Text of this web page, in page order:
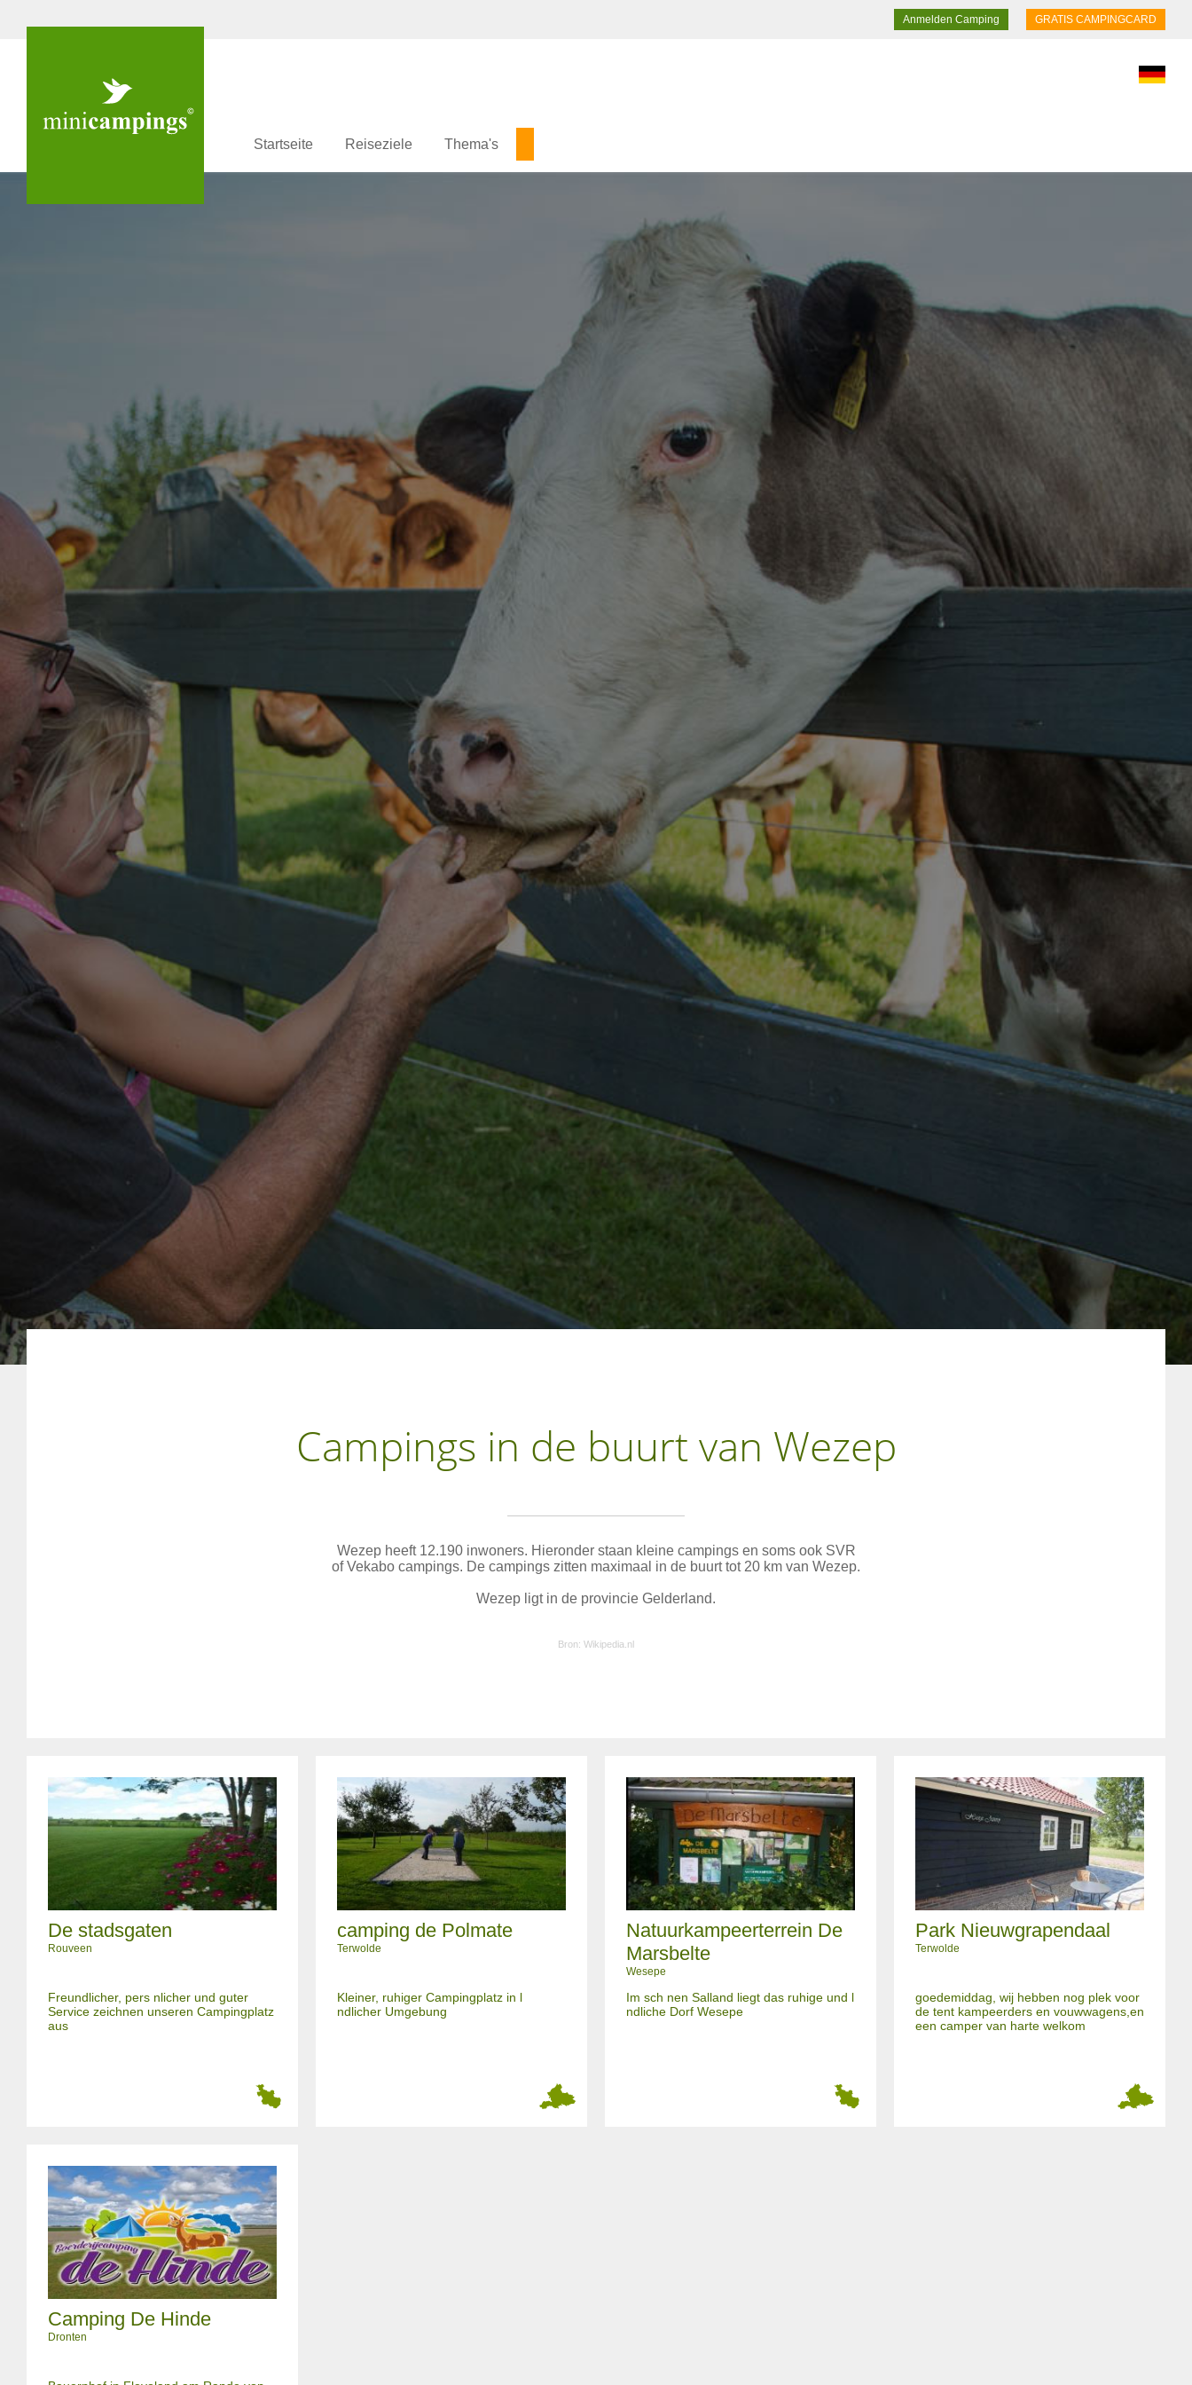
GRATIS CAMPINGCARD
Anmelden Camping
Startseite Reiseziele Thema's
Campings in de buurt van Wezep
Wezep heeft 12.190 inwoners. Hieronder staan kleine campings en soms ook SVR
of Vekabo campings. De campings zitten maximaal in de buurt tot 20 km van Wezep.
Wezep ligt in de provincie Gelderland.
Bron: Wikipedia.nl
De stadsgaten
Rouveen
Freundlicher, pers nlicher und guter
Service zeichnen unseren Campingplatz
aus
camping de Polmate
Terwolde
Kleiner, ruhiger Campingplatz in l
ndlicher Umgebung
Natuurkampeerterrein De
Marsbelte
Wesepe
Im sch nen Salland liegt das ruhige und l
ndliche Dorf Wesepe
Park Nieuwgrapendaal
Terwolde
goedemiddag, wij hebben nog plek voor
de tent kampeerders en vouwwagens,en
een camper van harte welkom
Camping De Hinde
Dronten